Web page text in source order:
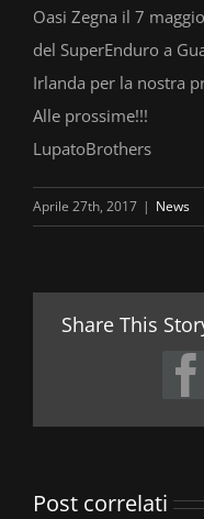
Oasi Zegna il 7
del SuperEnduro a
Irlanda per la nostra
Alle prossime!!!
LupatoBrothers
Aprile 27th, 2017 | News
Share This
Post correlati